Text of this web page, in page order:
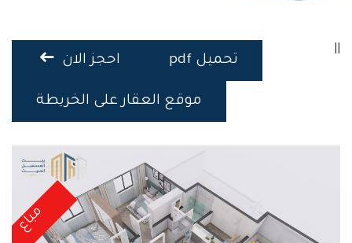
احجز الان تحميل pdf
موقع العقار على الخريطة
مباع